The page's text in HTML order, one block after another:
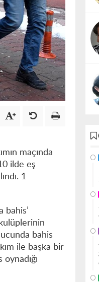
maçında
ilde eş
1
bahis’
bahis
ile başka bir